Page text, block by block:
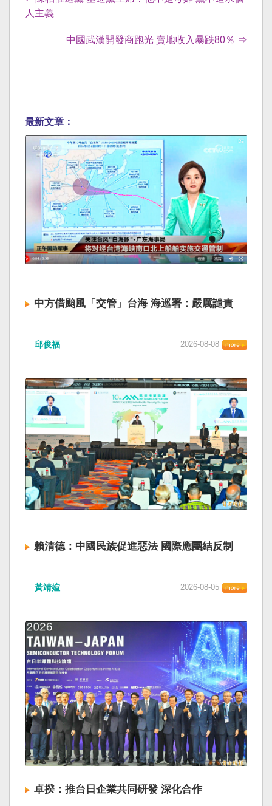
人主義
中國武漢開發商跑光 賣地收入暴跌80％ ⇒
最新文章：
中方借颱風「交管」台海 海巡署：嚴厲譴責
邱俊福 2026-08-08
賴清德：中國民族促進惡法 國際應團結反制
黃靖媗 2026-08-05
卓揆：推台日企業共同研發 深化合作